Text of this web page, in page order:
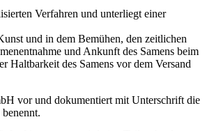
Verfahren und unterliegt einer
und in dem Bemühen, den zeitlichen
und Ankunft des Samens beim
Haltbarkeit des Samens vor dem Versand
vor und dokumentiert mit Unterschrift die